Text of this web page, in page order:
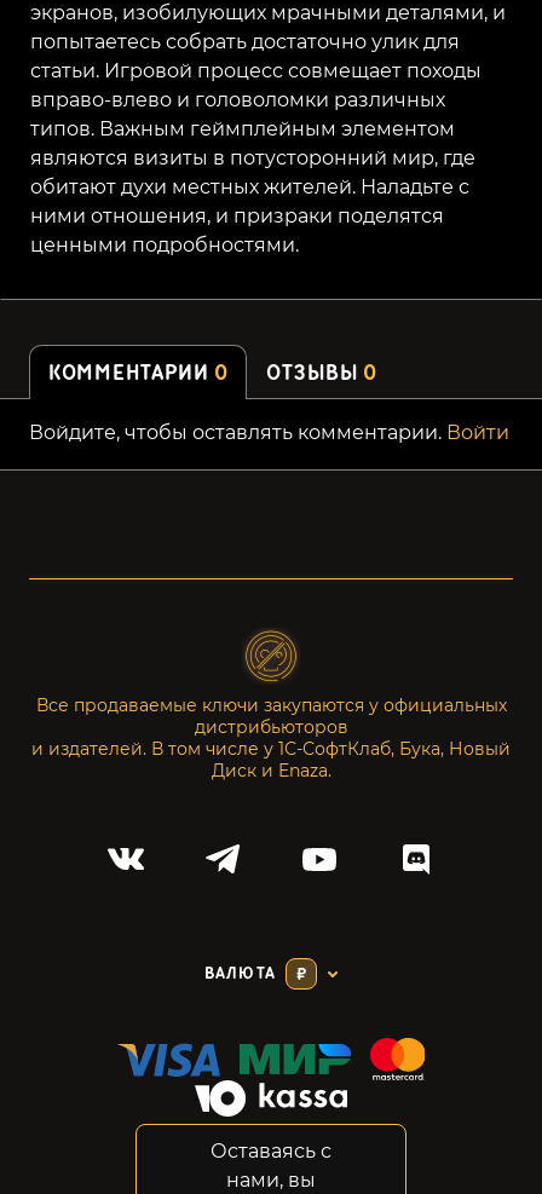
экранов, изобилующих мрачными деталями, и
попытаетесь собрать достаточно улик для
статьи. Игровой процесс совмещает походы
вправо-влево и головоломки различных
типов. Важным геймплейным элементом
являются визиты в потусторонний мир, где
обитают духи местных жителей. Наладьте с
ними отношения, и призраки поделятся
ценными подробностями.
КОММЕНТАРИИ 0 ОТЗЫВЫ 0
Войдите, чтобы оставлять комментарии. Войти
Все продаваемые ключи закупаются у официальных
дистрибьюторов
и издателей. В том числе у 1С-СофтКлаб, Бука, Новый
Диск и Enaza.
ВАЛЮТА ₽
Конфиденциальность
Оставаясь с
нами, вы